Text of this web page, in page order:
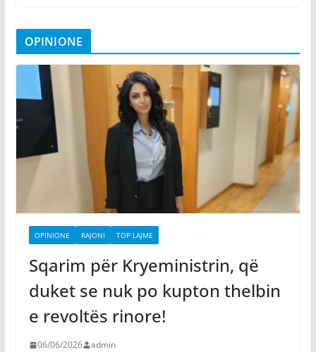
OPINIONE
OPINIONE RAJONI TOP LAJME
Sqarim për Kryeministrin, që
duket se nuk po kupton thelbin
e revoltës rinore!
06/06/2026 admin